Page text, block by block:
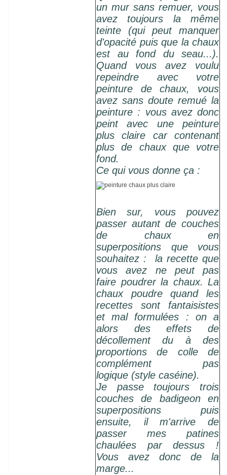
un mur sans remuer, vous
avez toujours la même
teinte (qui peut manquer
d'opacité puis que la chaux
est au fond du seau...).
Quand vous avez voulu
repeindre avec votre
peinture de chaux, vous
avez sans doute remué la
peinture : vous avez donc
peint avec une peinture
plus claire car contenant
plus de chaux que votre
fond.
Ce qui vous donne ça :
Bien sur, vous pouvez
passer autant de couches
de chaux en
superpositions que vous
souhaitez : la recette que
vous avez ne peut pas
faire poudrer la chaux. La
chaux poudre quand les
recettes sont fantaisistes
et mal formulées : on a
alors des effets de
décollement du à des
proportions de colle de
complément pas
logique (style caséine).
Je passe toujours trois
couches de badigeon en
superpositions puis
ensuite, il m'arrive de
passer mes patines
chaulées par dessus !
Vous avez donc de la
marge...